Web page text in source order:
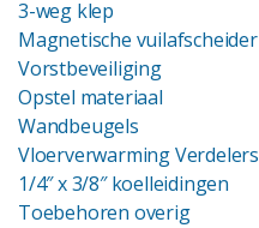
3-weg klep
Magnetische vuilafscheider
Vorstbeveiliging
Opstel materiaal
Wandbeugels
Vloerverwarming Verdelers
1/4″ x 3/8″ koelleidingen
Toebehoren overig